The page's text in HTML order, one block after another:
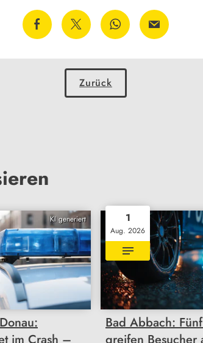
Zurück
KI generiert 1
Aug. 2026
Bad Abbach: